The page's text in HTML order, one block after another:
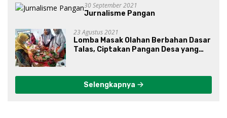
30 September 2021
Jurnalisme Pangan
23 Agustus 2021
Lomba Masak Olahan Berbahan Dasar
Talas, Ciptakan Pangan Desa yang
Selengkapnya